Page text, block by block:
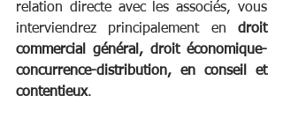
relation directe avec les associés, vous
interviendrez principalement en droit
commercial général, droit économique-
concurrence-distribution, en conseil et
contentieux.